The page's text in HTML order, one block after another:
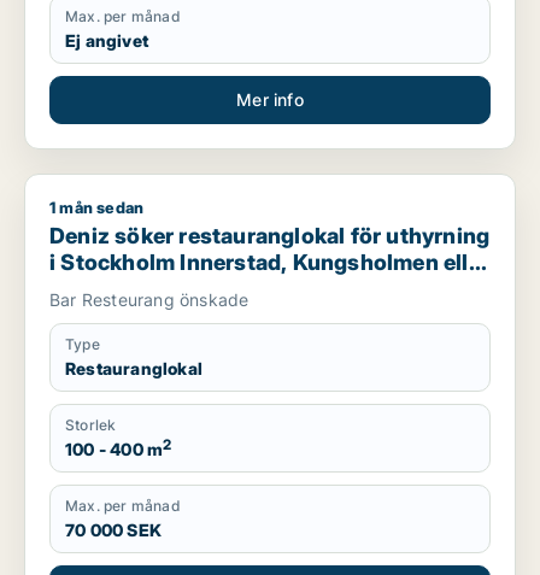
Max. per månad
Ej angivet
Mer info
Deniz söker restauranglokal för uthyrning i Stockholm
1 mån sedan
Deniz söker restauranglokal för uthyrning
i Stockholm Innerstad, Kungsholmen eller
Vasastan m.fl.
Bar Resteurang önskade
Type
Restauranglokal
Storlek
100 - 400 m2
Max. per månad
70 000 SEK